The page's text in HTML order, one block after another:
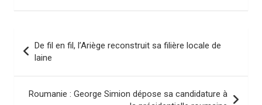
v
De fil en fil, l’Ariège reconstruit sa filière locale de
laine
Roumanie : George Simion dépose sa candidature à